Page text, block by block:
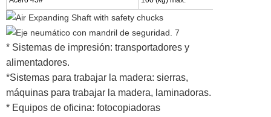
* Sistemas de impresión: transportadores y
alimentadores.
*Sistemas para trabajar la madera: sierras,
máquinas para trabajar la madera, laminadoras.
* Equipos de oficina: fotocopiadoras